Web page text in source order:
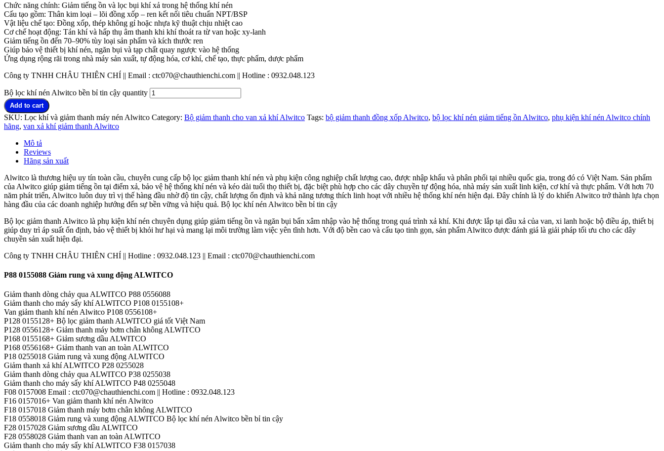
Chức năng chính: Giảm tiếng ồn và lọc bụi khí xả trong hệ thống khí nén
Cấu tạo gồm: Thân kim loại – lõi đồng xốp – ren kết nối tiêu chuẩn NPT/BSP
Vật liệu chế tạo: Đồng xốp, thép không gỉ hoặc nhựa kỹ thuật chịu nhiệt cao
Cơ chế hoạt động: Tán khí và hấp thụ âm thanh khi khí thoát ra từ van hoặc xy-lanh
Giảm tiếng ồn đến 70–90% tùy loại sản phẩm và kích thước ren
Giúp bảo vệ thiết bị khí nén, ngăn bụi và tạp chất quay ngược vào hệ thống
Ứng dụng rộng rãi trong nhà máy sản xuất, tự động hóa, cơ khí, chế tạo, thực phẩm, dược phẩm
Công ty TNHH CHÂU THIÊN CHÍ || Email : ctc070@chauthienchi.com || Hotline : 0932.048.123
Bộ lọc khí nén Alwitco bền bỉ tin cậy quantity
Add to cart
SKU: Lọc khí và giảm thanh máy nén Alwitco Category: Bộ giảm thanh cho van xả khí Alwitco Tags: bộ giảm thanh đồng xốp Alwitco, bộ lọc khí nén giảm tiếng ồn Alwitco, phụ kiện khí nén Alwitco chính
hãng, van xả khí giảm thanh Alwitco
Mô tả
Reviews
Hãng sản xuất
Alwitco là thương hiệu uy tín toàn cầu, chuyên cung cấp bộ lọc giảm thanh khí nén và phụ kiện công nghiệp chất lượng cao, được nhập khẩu và phân phối tại nhiều quốc gia, trong đó có Việt Nam. Sản phẩm
của Alwitco giúp giảm tiếng ồn tại điểm xả, bảo vệ hệ thống khí nén và kéo dài tuổi thọ thiết bị, đặc biệt phù hợp cho các dây chuyền tự động hóa, nhà máy sản xuất linh kiện, cơ khí và thực phẩm. Với hơn 70
năm phát triển, Alwitco luôn duy trì vị thế hàng đầu nhờ độ tin cậy, chất lượng ổn định và khả năng tương thích linh hoạt với nhiều hệ thống khí nén hiện đại. Đây chính là lý do khiến Alwitco trở thành lựa chọn
hàng đầu của các doanh nghiệp hướng đến sự bền vững và hiệu quả. Bộ lọc khí nén Alwitco bền bỉ tin cậy
Bộ lọc giảm thanh Alwitco là phụ kiện khí nén chuyên dụng giúp giảm tiếng ồn và ngăn bụi bẩn xâm nhập vào hệ thống trong quá trình xả khí. Khi được lắp tại đầu xả của van, xi lanh hoặc bộ điều áp, thiết bị
giúp duy trì áp suất ổn định, bảo vệ thiết bị khỏi hư hại và mang lại môi trường làm việc yên tĩnh hơn. Với độ bền cao và cấu tạo tinh gọn, sản phẩm Alwitco được đánh giá là giải pháp tối ưu cho các dây
chuyền sản xuất hiện đại.
Công ty TNHH CHÂU THIÊN CHÍ || Hotline : 0932.048.123 || Email : ctc070@chauthienchi.com
P88 0155088 Giảm rung và xung động ALWITCO
Giảm thanh dòng chảy qua ALWITCO P88 0556088
Giảm thanh cho máy sấy khí ALWITCO P108 0155108+
Van giảm thanh khí nén Alwitco P108 0556108+
P128 0155128+ Bộ lọc giảm thanh ALWITCO giá tốt Việt Nam
P128 0556128+ Giảm thanh máy bơm chân không ALWITCO
P168 0155168+ Giảm sương dầu ALWITCO
P168 0556168+ Giảm thanh van an toàn ALWITCO
P18 0255018 Giảm rung và xung động ALWITCO
Giảm thanh xả khí ALWITCO P28 0255028
Giảm thanh dòng chảy qua ALWITCO P38 0255038
Giảm thanh cho máy sấy khí ALWITCO P48 0255048
F08 0157008 Email : ctc070@chauthienchi.com || Hotline : 0932.048.123
F16 0157016+ Van giảm thanh khí nén Alwitco
F18 0157018 Giảm thanh máy bơm chân không ALWITCO
F18 0558018 Giảm rung và xung động ALWITCO Bộ lọc khí nén Alwitco bền bỉ tin cậy
F28 0157028 Giảm sương dầu ALWITCO
F28 0558028 Giảm thanh van an toàn ALWITCO
Giảm thanh cho máy sấy khí ALWITCO F38 0157038